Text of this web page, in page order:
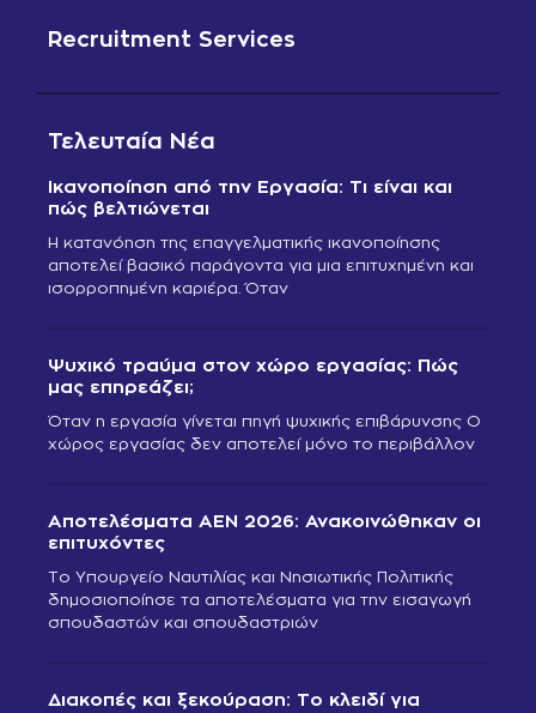
Recruitment Services
Τελευταία Νέα
Ικανοποίηση από την Εργασία: Τι είναι και
πώς βελτιώνεται
Η κατανόηση της επαγγελματικής ικανοποίησης
αποτελεί βασικό παράγοντα για μια επιτυχημένη και
ισορροπημένη καριέρα. Όταν
Ψυχικό τραύμα στον χώρο εργασίας: Πώς
μας επηρεάζει;
Όταν η εργασία γίνεται πηγή ψυχικής επιβάρυνσης Ο
χώρος εργασίας δεν αποτελεί μόνο το περιβάλλον
Αποτελέσματα ΑΕΝ 2026: Ανακοινώθηκαν οι
επιτυχόντες
Το Υπουργείο Ναυτιλίας και Νησιωτικής Πολιτικής
δημοσιοποίησε τα αποτελέσματα για την εισαγωγή
σπουδαστών και σπουδαστριών
Διακοπές και ξεκούραση: Το κλειδί για